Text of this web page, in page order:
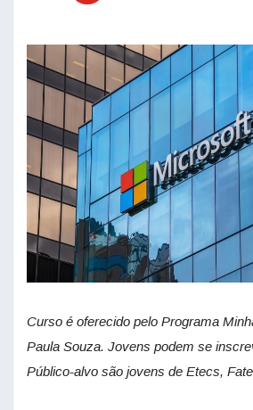
Curso é oferecido pelo Programa
Paula Souza. Jovens podem se
Público-alvo são jovens de Etecs,